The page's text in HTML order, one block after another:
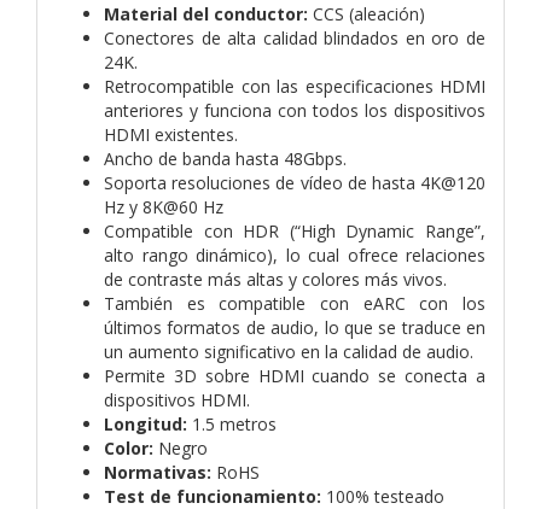
Material del conductor: CCS (aleación)
Conectores de alta calidad blindados en oro de
24K.
Retrocompatible con las especificaciones HDMI
anteriores y funciona con todos los dispositivos
HDMI existentes.
Ancho de banda hasta 48Gbps.
Soporta resoluciones de vídeo de hasta 4K@120
Hz y 8K@60 Hz
Compatible con HDR (“High Dynamic Range”,
alto rango dinámico), lo cual ofrece relaciones
de contraste más altas y colores más vivos.
También es compatible con eARC con los
últimos formatos de audio, lo que se traduce en
un aumento significativo en la calidad de audio.
Permite 3D sobre HDMI cuando se conecta a
dispositivos HDMI.
Longitud: 1.5 metros
Color: Negro
Normativas: RoHS
Test de funcionamiento: 100% testeado